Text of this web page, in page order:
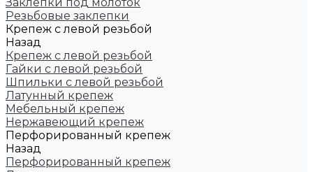
Резьбовые заклепки
Крепеж с левой резьбой
Назад
Крепеж с левой резьбой
Гайки с левой резьбой
Шпильки с левой резьбой
Латунный крепеж
Мебельный крепеж
Нержавеющий крепеж
Перфорированный крепеж
Назад
Перфорированный крепеж